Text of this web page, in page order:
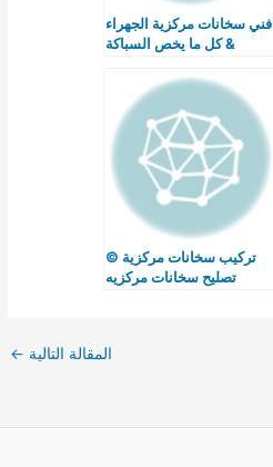
فني سخانات مركزية الجهراء
& كل ما يخص السباكة
تركيب سخانات مركزية ©
تصليح سخانات مركزيه
المقالة التالية ←